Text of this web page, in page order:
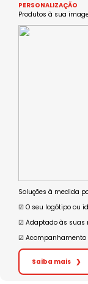
PERSONALIZAÇÃO
Produtos à sua
Soluções à medida
☑︎ O seu logótipo ou
☑︎ Adaptado às suas
☑︎ Acompanhamento
Saiba mais ❯